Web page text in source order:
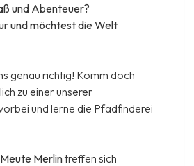
und Abenteuer?
und möchtest die Welt
genau richtig! Komm doch
zu einer unserer
und lerne die Pfadfinderei
Merlintreffen sich